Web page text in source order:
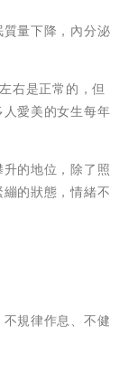
量下降，內分泌
右是正常的，但
愛美的女生每年
的地位，除了照
的狀態，情緒不
規律作息、不健